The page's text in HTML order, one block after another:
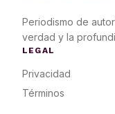
Periodismo de
verdad y la
LEGAL
Privacidad
Términos